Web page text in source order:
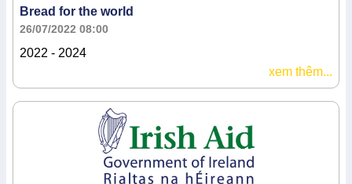
Bread for the world
26/07/2022 08:00
2022 - 2024
xem thêm...